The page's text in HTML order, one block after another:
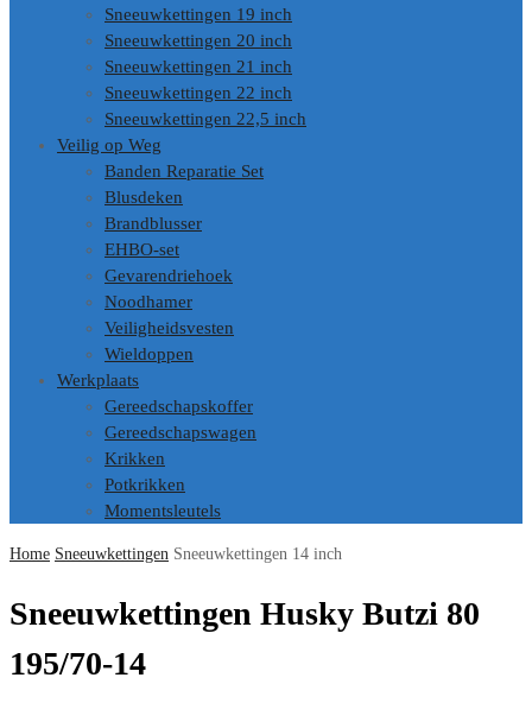
Sneeuwkettingen 19 inch
Sneeuwkettingen 20 inch
Sneeuwkettingen 21 inch
Sneeuwkettingen 22 inch
Sneeuwkettingen 22,5 inch
Veilig op Weg
Banden Reparatie Set
Blusdeken
Brandblusser
EHBO-set
Gevarendriehoek
Noodhamer
Veiligheidsvesten
Wieldoppen
Werkplaats
Gereedschapskoffer
Gereedschapswagen
Krikken
Potkrikken
Momentsleutels
Home Sneeuwkettingen Sneeuwkettingen 14 inch
Sneeuwkettingen Husky Butzi 80
195/70-14